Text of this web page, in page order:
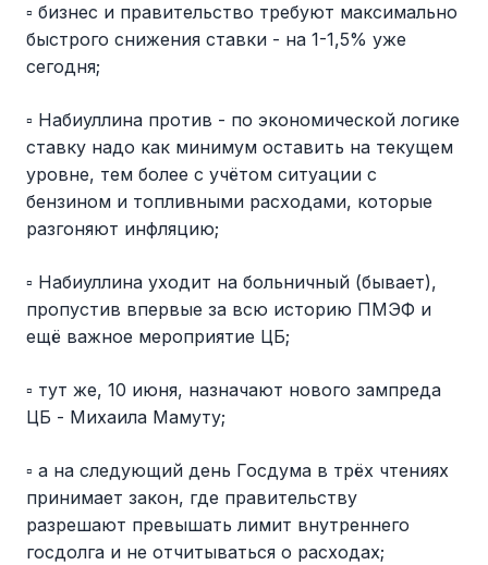
▫️ бизнес и правительство требуют максимально
быстрого снижения ставки - на 1-1,5% уже
сегодня;
▫️ Набиуллина против - по экономической логике
ставку надо как минимум оставить на текущем
уровне, тем более с учётом ситуации с
бензином и топливными расходами, которые
разгоняют инфляцию;
▫️ Набиуллина уходит на больничный (бывает),
пропустив впервые за всю историю ПМЭФ и
ещё важное мероприятие ЦБ;
▫️ тут же, 10 июня, назначают нового зампреда
ЦБ - Михаила Мамуту;
▫️ а на следующий день Госдума в трёх чтениях
принимает закон, где правительству
разрешают превышать лимит внутреннего
госдолга и не отчитываться о расходах;